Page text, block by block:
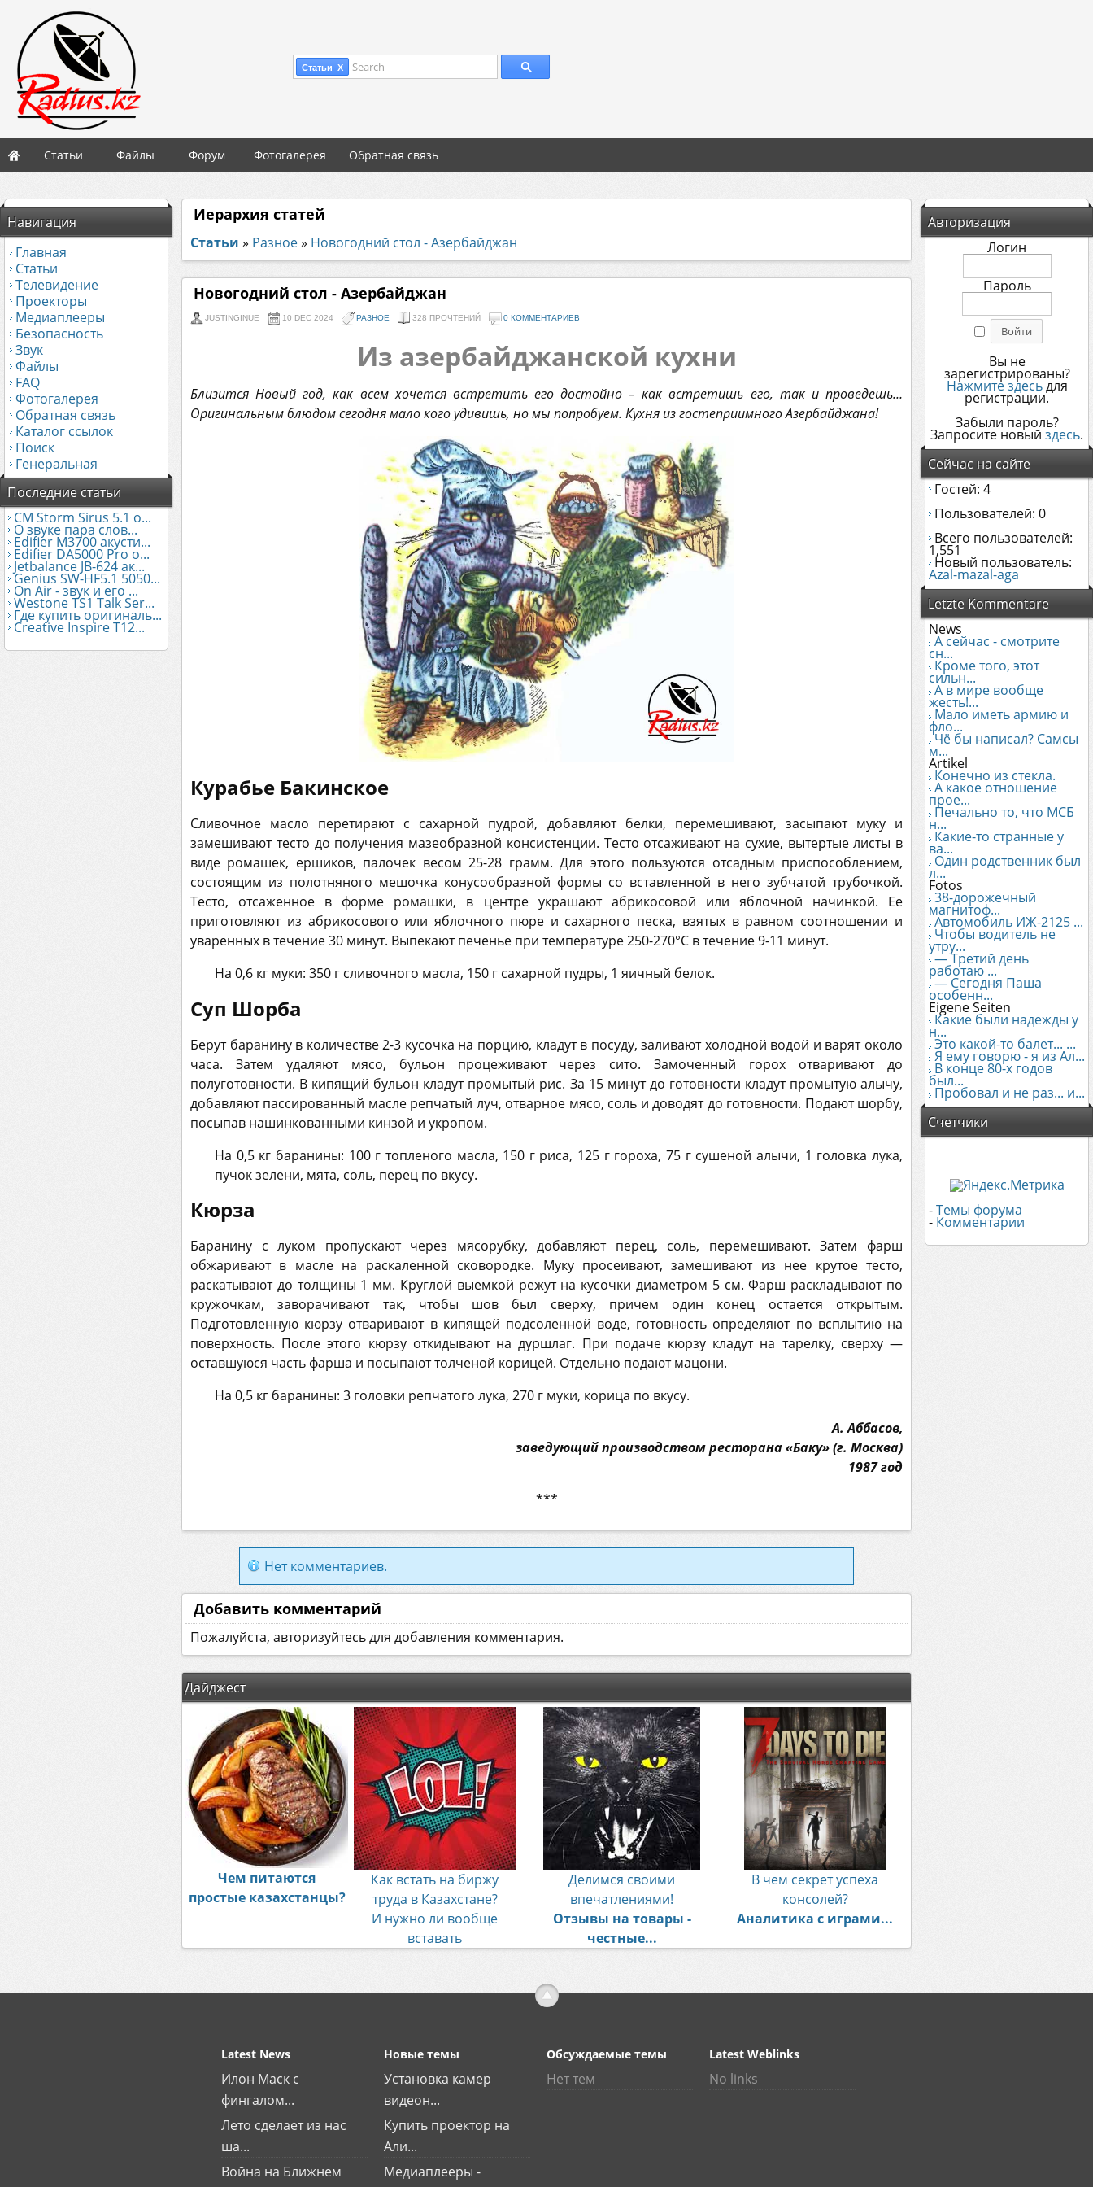
Статьи X Search
Статьи Файлы Форум Фотогалерея Обратная связь
Навигация
Главная
Статьи
Телевидение
Проекторы
Медиаплееры
Безопасность
Звук
Файлы
FAQ
Фотогалерея
Обратная связь
Каталог ссылок
Поиск
Генеральная
Последние статьи
CM Storm Sirus 5.1 о...
О звуке пара слов...
Edifier М3700 акусти...
Edifier DA5000 Pro о...
Jetbalance JB-624 ак...
Genius SW-HF5.1 5050...
On Air - звук и его ...
Westone TS1 Talk Ser...
Где купить оригиналь...
Creative Inspire T12...
Авторизация
Логин
Пароль
Вы не
зарегистрированы?
Нажмите здесьдля
регистрации.
Забыли пароль?
Запросите новый здесь.
Сейчас на сайте
Гостей: 4
Пользователей: 0
Всего пользователей:
1,551
Новый пользователь:
Azal-mazal-aga
Letzte Kommentare
News
А сейчас - смотрите
сн...
Кроме того, этот
сильн...
А в мире вообще
жесть!...
Мало иметь армию и
фло...
Чё бы написал? Самсы
м...
Artikel
Конечно из стекла.
А какое отношение
прое...
Печально то, что МСБ
н...
Какие-то странные у
ва...
Один родственник был
л...
Fotos
38-дорожечный
магнитоф...
Автомобиль ИЖ-2125 ...
Чтобы водитель не
утру...
— Третий день
работаю ...
— Сегодня Паша
особенн...
Eigene Seiten
Какие были надежды у
н...
Это какой-то балет... ...
Я ему говорю - я из Ал...
В конце 80-х годов
был...
Пробовал и не раз... и...
Счетчики
-Темы форума
- Комментарии
Иерархия статей
Статьи » Разное» Новогодний стол - Азербайджан
Новогодний стол - Азербайджан
JUSTINGINUE 10 DEC 2024 РАЗНОЕ 328 ПРОЧТЕНИЙ 0 КОММЕНТАРИЕВ
Из азербайджанской кухни
Близится Новый год, как всем хочется встретить его достойно – как встретишь его, так и проведешь…
Оригинальным блюдом сегодня мало кого удивишь, но мы попробуем. Кухня из гостеприимного Азербайджана!
Курабье Бакинское
Сливочное масло перетирают с сахарной пудрой, добавляют белки, перемешивают, засыпают муку и
замешивают тесто до получения мазеобразной консистенции. Тесто отсаживают на сухие, вытертые листы в
виде ромашек, ершиков, палочек весом 25-28 грамм. Для этого пользуются отсадным приспособлением,
состоящим из полотняного мешочка конусообразной формы со вставленной в него зубчатой трубочкой.
Тесто, отсаженное в форме ромашки, в центре украшают абрикосовой или яблочной начинкой. Ее
приготовляют из абрикосового или яблочного пюре и сахарного песка, взятых в равном соотношении и
уваренных в течение 30 минут. Выпекают печенье при температуре 250-270°C в течение 9-11 минут.
На 0,6 кг муки: 350 г сливочного масла, 150 г сахарной пудры, 1 яичный белок.
Суп Шорба
Берут баранину в количестве 2-3 кусочка на порцию, кладут в посуду, заливают холодной водой и варят около
часа. Затем удаляют мясо, бульон процеживают через сито. Замоченный горох отваривают до
полуготовности. В кипящий бульон кладут промытый рис. За 15 минут до готовности кладут промытую алычу,
добавляют пассированный масле репчатый луч, отварное мясо, соль и доводят до готовности. Подают шорбу,
посыпав нашинкованными кинзой и укропом.
На 0,5 кг баранины: 100 г топленого масла, 150 г риса, 125 г гороха, 75 г сушеной алычи, 1 головка лука,
пучок зелени, мята, соль, перец по вкусу.
Кюрза
Баранину с луком пропускают через мясорубку, добавляют перец, соль, перемешивают. Затем фарш
обжаривают в масле на раскаленной сковородке. Муку просеивают, замешивают из нее крутое тесто,
раскатывают до толщины 1 мм. Круглой выемкой режут на кусочки диаметром 5 см. Фарш раскладывают по
кружочкам, заворачивают так, чтобы шов был сверху, причем один конец остается открытым.
Подготовленную кюрзу отваривают в кипящей подсоленной воде, готовность определяют по всплытию на
поверхность. После этого кюрзу откидывают на дуршлаг. При подаче кюрзу кладут на тарелку, сверху —
оставшуюся часть фарша и посыпают толченой корицей. Отдельно подают мацони.
На 0,5 кг баранины: 3 головки репчатого лука, 270 г муки, корица по вкусу.
А. Аббасов,
заведующий производством ресторана «Баку» (г. Москва)
1987 год
***
Нет комментариев.
Добавить комментарий
Пожалуйста, авторизуйтесь для добавления комментария.
Дайджест
Чем питаются
простые казахстанцы?
Как встать на биржу
труда в Казахстане?
И нужно ли вообще
вставать
Делимся своими
впечатлениями!
Отзывы на товары -
честные...
В чем секрет успеха
консолей?
Аналитика с играми...
Latest News
Илон Маск с
фингалом...
Лето сделает из нас
ша...
Война на Ближнем
Новые темы
Установка камер
видеон...
Купить проектор на
Али...
Медиаплееры -
Обсуждаемые темы
Нет тем
Latest Weblinks
No links